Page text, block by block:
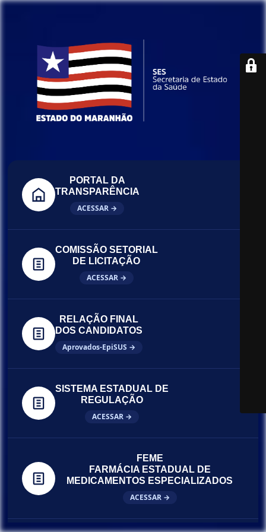
PORTAL DA
TRANSPARÊNCIA
ACESSAR →
COMISSÃO SETORIAL
DE LICITAÇÃO
ACESSAR →
RELAÇÃO FINAL
DOS CANDIDATOS
Aprovados-EpiSUS →
SISTEMA ESTADUAL DE
REGULAÇÃO
ACESSAR →
FEME
FARMÁCIA ESTADUAL DE
MEDICAMENTOS ESPECIALIZADOS
ACESSAR →